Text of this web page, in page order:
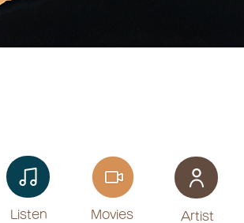
Listen​ Movies ​Artist